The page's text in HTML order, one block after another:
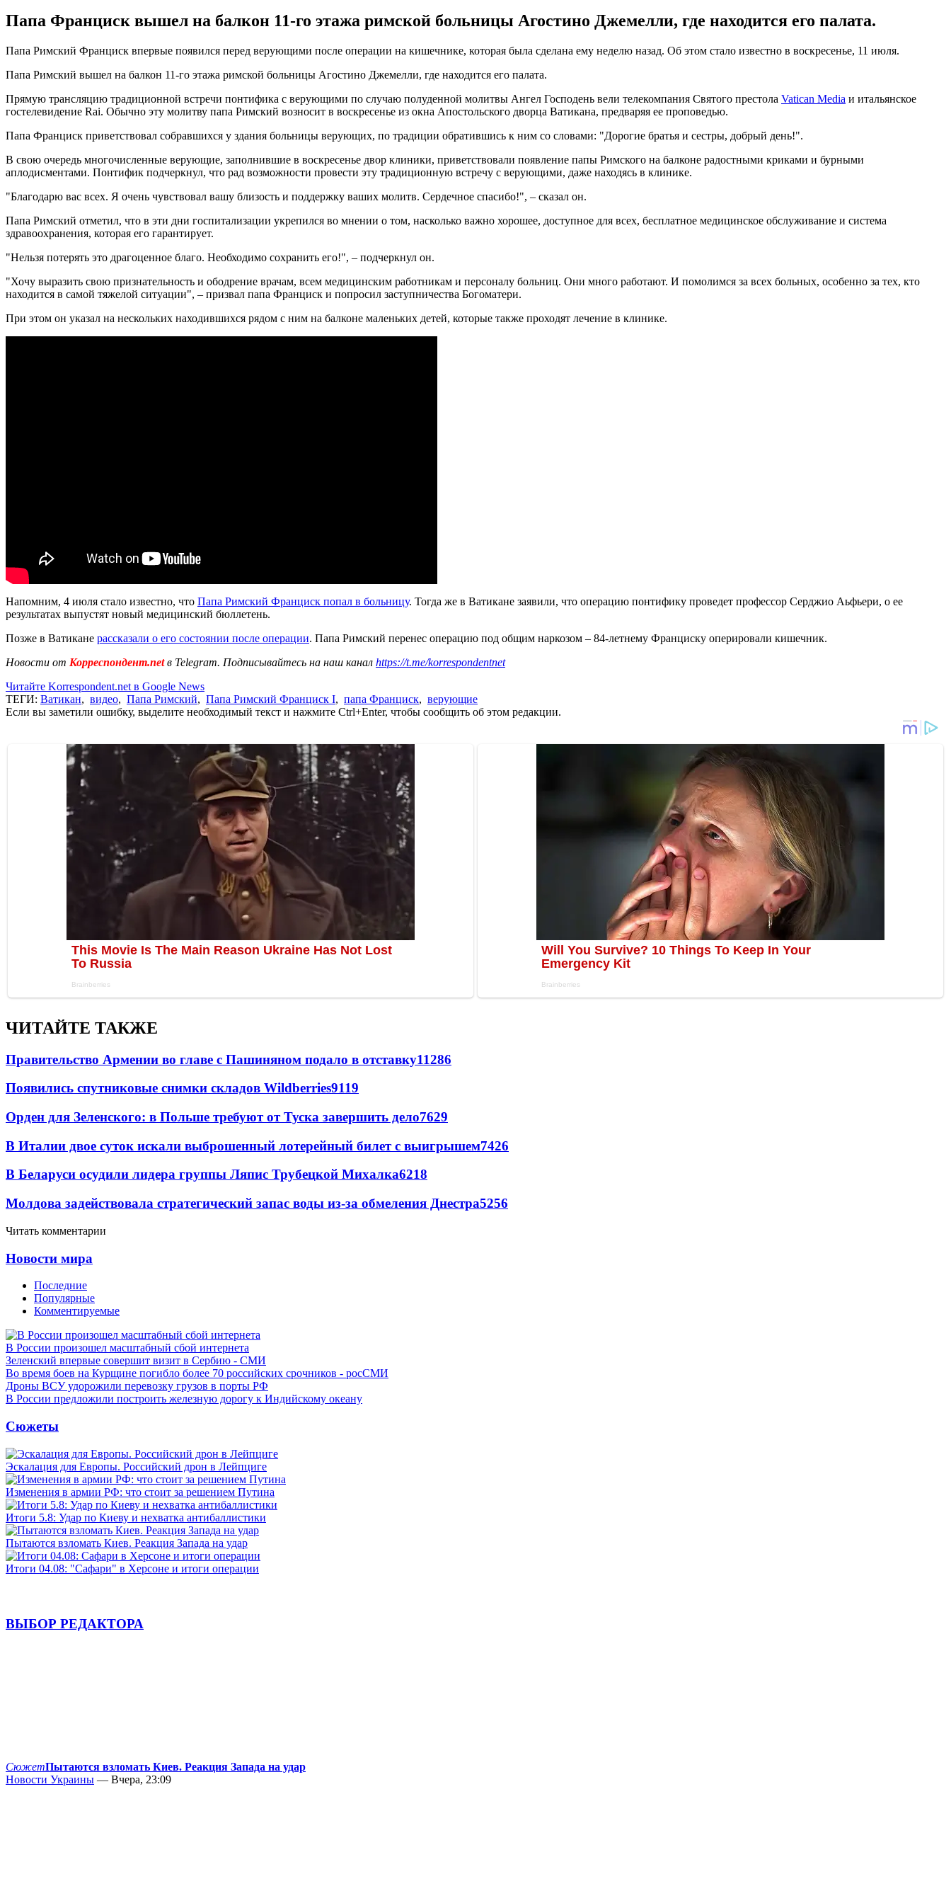
Папа Франциск вышел на балкон 11-го этажа римской больницы Агостино Джемелли, где находится его палата.
Папа Римский Франциск впервые появился перед верующими после операции на кишечнике, которая была сделана ему неделю назад. Об этом стало известно в воскресенье, 11 июля.
Папа Римский вышел на балкон 11-го этажа римской больницы Агостино Джемелли, где находится его палата.
Прямую трансляцию традиционной встречи понтифика с верующими по случаю полуденной молитвы Ангел Господень вели телекомпания Святого престола Vatican Media и итальянское
гостелевидение Rai. Обычно эту молитву папа Римский возносит в воскресенье из окна Апостольского дворца Ватикана, предваряя ее проповедью.
Папа Франциск приветствовал собравшихся у здания больницы верующих, по традиции обратившись к ним со словами: "Дорогие братья и сестры, добрый день!".
В свою очередь многочисленные верующие, заполнившие в воскресенье двор клиники, приветствовали появление папы Римского на балконе радостными криками и бурными
аплодисментами. Понтифик подчеркнул, что рад возможности провести эту традиционную встречу с верующими, даже находясь в клинике.
"Благодарю вас всех. Я очень чувствовал вашу близость и поддержку ваших молитв. Сердечное спасибо!", – сказал он.
Папа Римский отметил, что в эти дни госпитализации укрепился во мнении о том, насколько важно хорошее, доступное для всех, бесплатное медицинское обслуживание и система
здравоохранения, которая его гарантирует.
"Нельзя потерять это драгоценное благо. Необходимо сохранить его!", – подчеркнул он.
"Хочу выразить свою признательность и ободрение врачам, всем медицинским работникам и персоналу больниц. Они много работают. И помолимся за всех больных, особенно за тех, кто
находится в самой тяжелой ситуации", – призвал папа Франциск и попросил заступничества Богоматери.
При этом он указал на нескольких находившихся рядом с ним на балконе маленьких детей, которые также проходят лечение в клинике.
Напомним, 4 июля стало известно, что Папа Римский Франциск попал в больницу. Тогда же в Ватикане заявили, что операцию понтифику проведет профессор Серджио Аьфьери, о ее
результатах выпустят новый медицинский бюллетень.
Позже в Ватикане рассказали о его состоянии после операции. Папа Римский перенес операцию под общим наркозом – 84-летнему Франциску оперировали кишечник.
Новости от Корреспондент.netв Telegram. Подписывайтесь на наш канал https://t.me/korrespondentnet
Читайте Korrespondent.net в Google News
ТЕГИ: Ватикан, видео, Папа Римский, Папа Римский Франциск I, папа Франциск, верующие
Если вы заметили ошибку, выделите необходимый текст и нажмите Ctrl+Enter, чтобы сообщить об этом редакции.
ЧИТАЙТЕ ТАКЖЕ
Правительство Армении во главе с Пашиняном подало в отставку11286
Появились спутниковые снимки складов Wildberries9119
Орден для Зеленского: в Польше требуют от Туска завершить дело7629
В Италии двое суток искали выброшенный лотерейный билет с выигрышем7426
В Беларуси осудили лидера группы Ляпис Трубецкой Михалка6218
Молдова задействовала стратегический запас воды из-за обмеления Днестра5256
Читать комментарии
Новости мира
Последние
Популярные
Комментируемые
В России произошел масштабный сбой интернета
Зеленский впервые совершит визит в Сербию - СМИ
Во время боев на Курщине погибло более 70 российских срочников - росСМИ
Дроны ВСУ удорожили перевозку грузов в порты РФ
В России предложили построить железную дорогу к Индийскому океану
Сюжеты
Эскалация для Европы. Российский дрон в Лейпциге
Изменения в армии РФ: что стоит за решением Путина
Итоги 5.8: Удар по Киеву и нехватка антибаллистики
Пытаются взломать Киев. Реакция Запада на удар
Итоги 04.08: "Сафари" в Херсоне и итоги операции
ВЫБОР РЕДАКТОРА
СюжетПытаются взломать Киев. Реакция Запада на удар
Новости Украины — Вчера, 23:09